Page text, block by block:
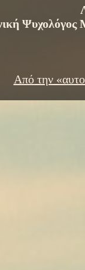
Ψυχολόγος
Από την